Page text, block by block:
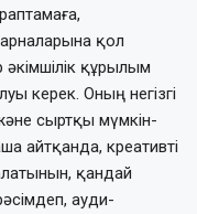
арналарына қол
әкімшілік құрылым
керек. Оның негізгі
және сыртқы мүмкін­
айтқанда, креативті
қандай
ауди­